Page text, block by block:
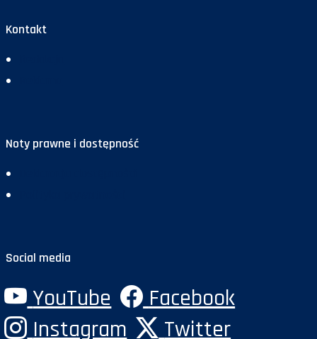
Kontakt
Noty prawne i dostępność
Social media
YouTube
Facebook
Instagram
Twitter